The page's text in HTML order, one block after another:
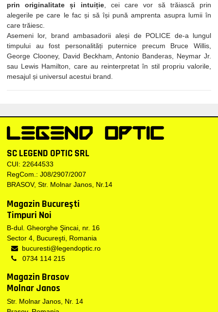
prin originalitate și intuiție, cei care vor să trăiască prin
alegerile pe care le fac și să își pună amprenta asupra lumii în
care trăiesc.
Asemeni lor, brand ambasadorii aleși de POLICE de-a lungul
timpului au fost personalități puternice precum Bruce Willis,
George Clooney, David Beckham, Antonio Banderas, Neymar Jr.
sau Lewis Hamilton, care au reinterpretat în stil propriu valorile,
mesajul și universul acestui brand.
SC LEGEND OPTIC SRL
CUI: 22644533
RegCom.: J08/2907/2007
BRASOV, Str. Molnar Janos, Nr.14
Magazin Bucureşti
Timpuri Noi
B-dul. Gheorghe Şincai, nr. 16
Sector 4, Bucureşti, Romania
bucuresti@legendoptic.ro
0734 114 215
Magazin Brasov
Molnar Janos
Str. Molnar Janos, Nr. 14